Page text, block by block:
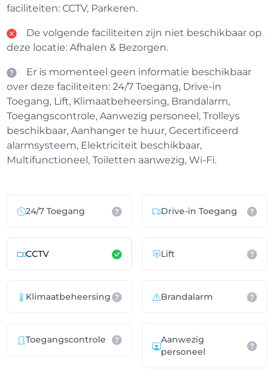
faciliteiten: CCTV, Parkeren.
De volgende faciliteiten zijn niet beschikbaar op
deze locatie: Afhalen & Bezorgen.
Er is momenteel geen informatie beschikbaar
over deze faciliteiten: 24/7 Toegang, Drive-in
Toegang, Lift, Klimaatbeheersing, Brandalarm,
Toegangscontrole, Aanwezig personeel, Trolleys
beschikbaar, Aanhanger te huur, Gecertificeerd
alarmsysteem, Elektriciteit beschikbaar,
Multifunctioneel, Toiletten aanwezig, Wi-Fi.
24/7 Toegang Drive-in Toegang
CCTV Lift
Klimaatbeheersing Brandalarm
Toegangscontrole
Aanwezig
personeel